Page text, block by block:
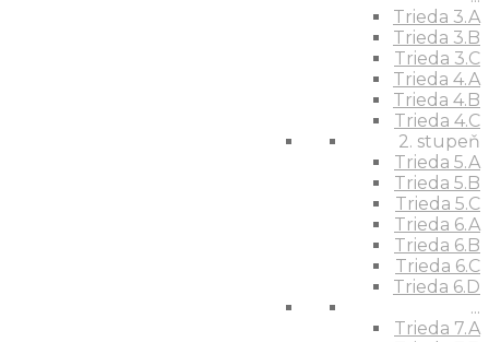
Trieda 3.A
Trieda 3.B
Trieda 3.C
Trieda 4.A
Trieda 4.B
Trieda 4.C
2. stupeň
Trieda 5.A
Trieda 5.B
Trieda 5.C
Trieda 6.A
Trieda 6.B
Trieda 6.C
Trieda 6.D
...
Trieda 7.A